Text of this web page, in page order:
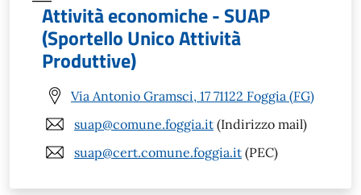
Attività economiche - SUAP
(Sportello Unico Attività
Produttive)
Via Antonio Gramsci, 17 71122 Foggia (FG)
suap@comune.foggia.it (Indirizzo mail)
suap@cert.comune.foggia.it (PEC)